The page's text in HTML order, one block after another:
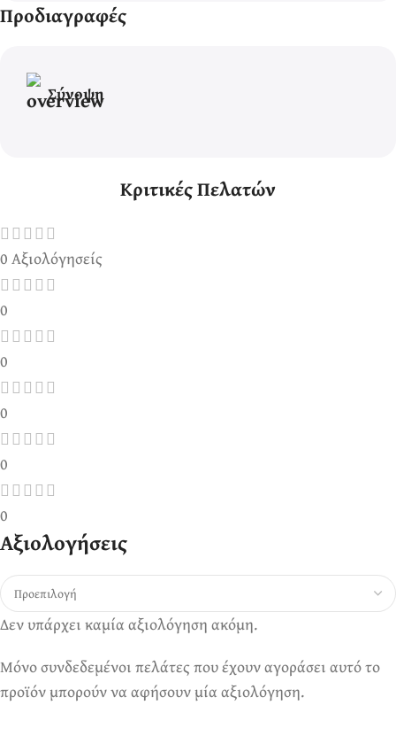
Προδιαγραφές
Σύνοψη
Κριτικές Πελατών
0 Αξιολόγησείς
0
0
0
0
0
Αξιολογήσεις
Δεν υπάρχει καμία αξιολόγηση ακόμη.
Μόνο συνδεδεμένοι πελάτες που έχουν αγοράσει αυτό το
προϊόν μπορούν να αφήσουν μία αξιολόγηση.